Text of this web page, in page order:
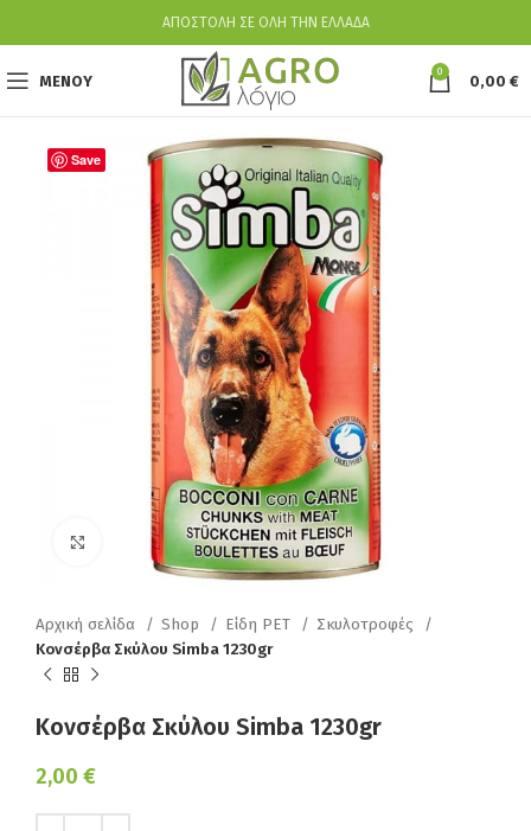
ΑΠΟΣΤΟΛΗ ΣΕ ΟΛΗ ΤΗΝ ΕΛΛΑΔΑ
ΜΕΝΟΥ
0
0,00 €
Save
Κάντε κλικ για να μεγεθύνετε
Αρχική σελίδα Shop Είδη PET
Σκυλοτροφές
Κονσέρβα Σκύλου Simba 1230gr
Κονσέρβα Σκύλου Simba 1230gr
2,00 €